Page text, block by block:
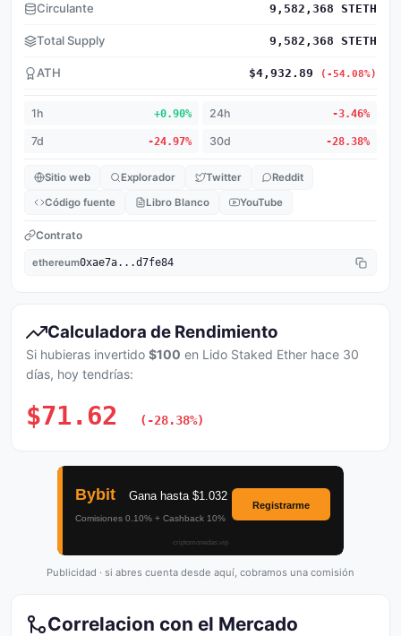
Circulante 9,582,368 STETH
Total Supply 9,582,368 STETH
ATH $4,932.89 (-54.08%)
1h +0.90% 24h -3.46%
7d -24.97% 30d -28.38%
Sitio web Explorador Twitter
Reddit
Código fuente
Libro Blanco YouTube
Contrato
ethereum0xae7a...d7fe84
Calculadora de Rendimiento
Si hubieras invertido $100 en Lido Staked Ether hace 30
días, hoy tendrías:
$71.62 (-28.38%)
Publicidad · si abres cuenta desde aquí, cobramos una comisión
Correlacion con el Mercado